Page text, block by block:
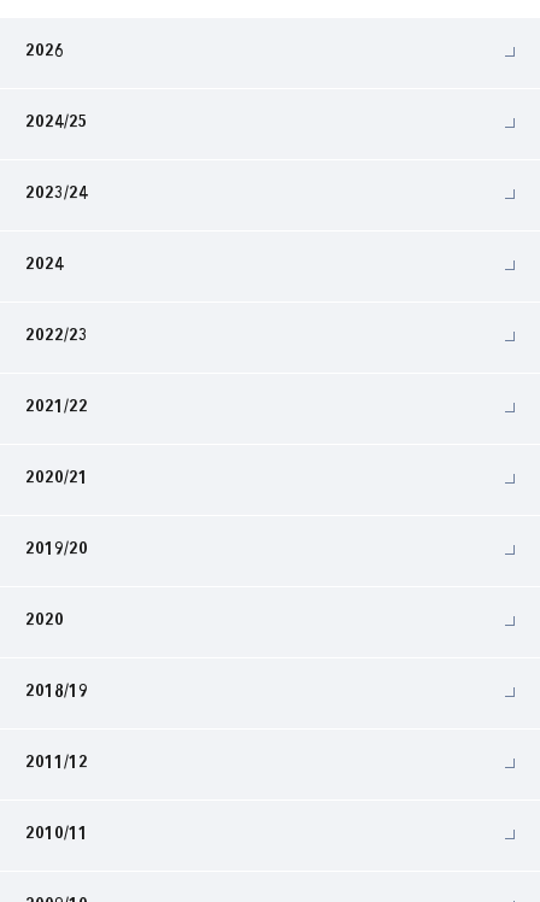
2026
2024/25
2023/24
2024
2022/23
2021/22
2020/21
2019/20
2020
2018/19
2011/12
2010/11